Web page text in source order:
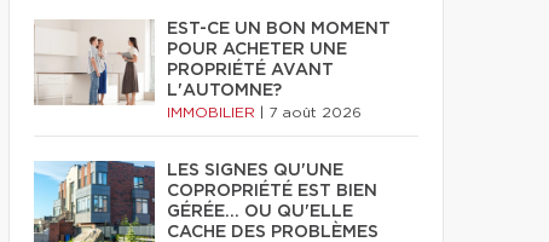
EST-CE UN BON MOMENT
POUR ACHETER UNE
PROPRIÉTÉ AVANT
L'AUTOMNE?
IMMOBILIER 7 août 2026
LES SIGNES QU'UNE
COPROPRIÉTÉ EST BIEN
GÉRÉE… OU QU'ELLE
CACHE DES PROBLÈMES